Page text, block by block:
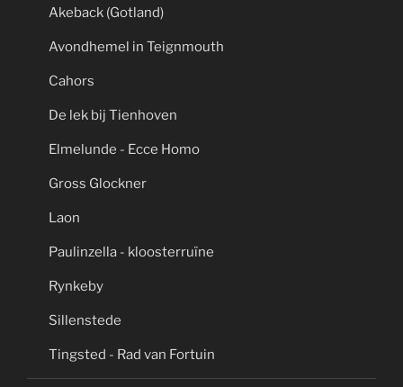
Akeback (Gotland)
Avondhemel in Teignmouth
Cahors
De lek bij Tienhoven
Elmelunde - Ecce Homo
Gross Glockner
Laon
Paulinzella - kloosterruïne
Rynkeby
Sillenstede
Tingsted - Rad van Fortuin